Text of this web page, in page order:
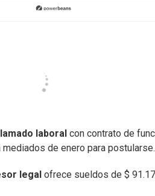
llamado laboral con contrato de
mediados de enero para postularse.
legal ofrece sueldos de $